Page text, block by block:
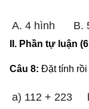
A. 4 hình B.
II. Phần tự luận
Câu 8: Đặt tính rồi
a) 112 + 223